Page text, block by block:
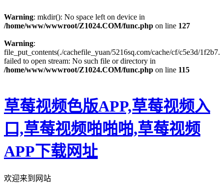
Warning: mkdir(): No space left on device in
/home/www/wwwroot/Z1024.COM/func.php on line 127
Warning:
file_put_contents(./cachefile_yuan/5216sq.com/cache/cf/c5e3d/
failed to open stream: No such file or directory in
/home/www/wwwroot/Z1024.COM/func.php on line 115
草莓视频色版APP,草莓视频入
口,草莓视频啪啪啪,草莓视频
APP下载网址
欢迎来到网站